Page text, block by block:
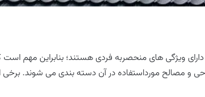
ویژگی های منحصربه فردی هستند؛ بنابراین مهم است
مصالح مورداستفاده در آن دسته بندی می شوند. برخی